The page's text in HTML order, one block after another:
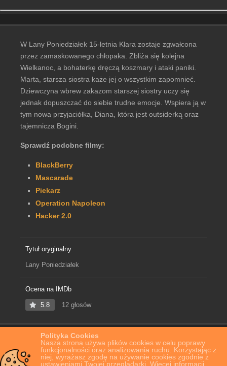
Polityka Cookies
Nasza strona używa plików cookies w celu poprawy
funkcjonalności oraz analizowania ruchu. Korzystając z
niej, wyrażasz zgodę na używanie cookies zgodnie z
ustawieniami Twojej przeglądarki. Więcej informacji
W Lany Poniedziałek 15-letnia Klara zostaje zgwałcona
przez zamaskowanego chłopaka. Zbliża się kolejna
Wielkanoc, a bohaterkę dręczą koszmary i ataki paniki.
Marta, starsza siostra każe jej o wszystkim zapomnieć.
Dziewczyna wbrew zakazom starszej siostry uczy się
jednak dopuszczać do siebie trudne emocje. Wspiera ją w
tym nowa przyjaciółka, Diana, która jest outsiderką oraz
tajemnicza Bogini.
Sprawdź podobne filmy:
BlackBerry
Mascarade
Piekarz
Operation Napoleon
Hacker 2.0
Tytuł oryginalny
Lany Poniedziałek
Ocena na IMDb
5.8 12 głosów
Film Online Lany Poniedziałek